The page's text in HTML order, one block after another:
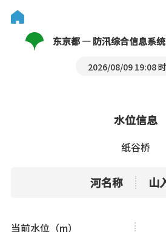
东京都 — 防汛综合信息系
2026/08/09 19:08
水位信息
纸谷桥
河名称 山
当前水位（m）